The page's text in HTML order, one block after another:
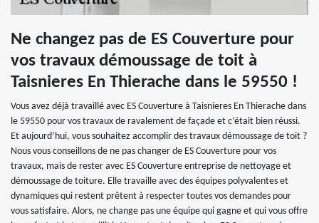
Ne changez pas de ES Couverture pour
vos travaux démoussage de toit à
Taisnieres En Thierache dans le 59550 !
Vous avez déjà travaillé avec ES Couverture à Taisnieres En Thierache dans
le 59550 pour vos travaux de ravalement de façade et c’était bien réussi.
Et aujourd’hui, vous souhaitez accomplir des travaux démoussage de toit ?
Nous vous conseillons de ne pas changer de ES Couverture pour vos
travaux, mais de rester avec ES Couverture entreprise de nettoyage et
démoussage de toiture. Elle travaille avec des équipes polyvalentes et
dynamiques qui restent prêtent à respecter toutes vos demandes pour
vous satisfaire. Alors, ne change pas une équipe qui gagne et qui vous offre